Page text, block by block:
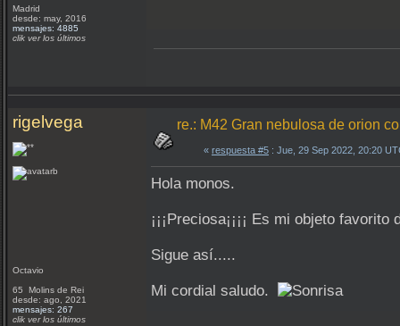
Madrid
desde: may, 2016
mensajes: 4885
clik ver los últimos
rigelvega
Octavio
65 Molins de Rei
desde: ago, 2021
mensajes: 267
clik ver los últimos
re.: M42 Gran nebulosa de orion
« respuesta #5 : Jue, 29 Sep 2022, 20:20
Hola monos.
¡¡¡Preciosa¡¡¡¡ Es mi objeto favorito
Sigue así.....
Mi cordial saludo.